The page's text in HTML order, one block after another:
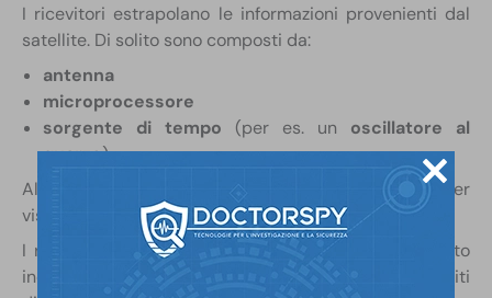
I ricevitori estrapolano le informazioni provenienti dal
satellite. Di solito sono composti da:
antenna
microprocessore
sorgente di tempo (per es. un oscillatore al
quarzo)
Alcuni dispositivi hanno anche un
displayper
visualizzare la posizione.
I ricevitori hanno un certo
. Questo
indica la quantità di segnali provenienti da satelliti